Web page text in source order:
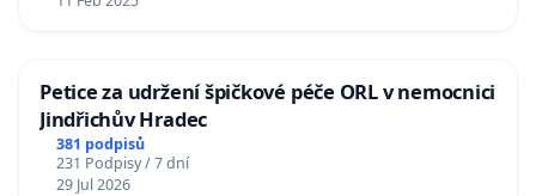
Petice za udržení špičkové péče ORL v nemocnici
Jindřichův Hradec
381 podpisů
231 Podpisy / 7 dní
29 Jul 2026